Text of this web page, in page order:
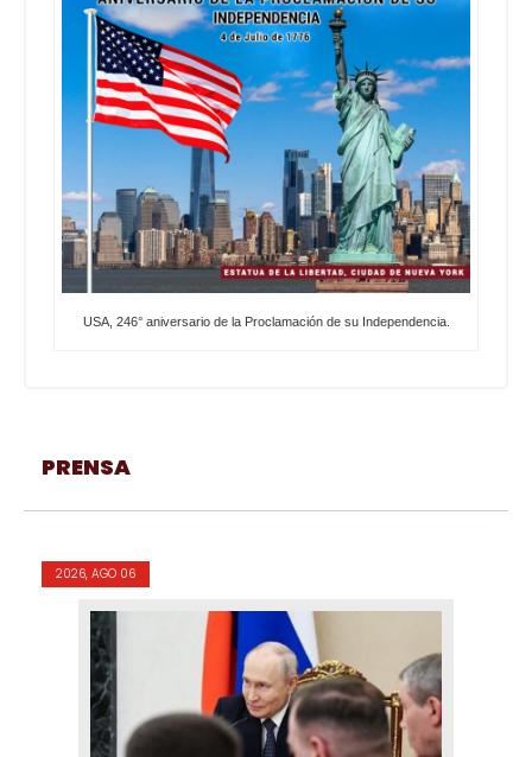
USA, 246° aniversario de la Proclamación de su Independencia.
PRENSA
2026, AGO 06